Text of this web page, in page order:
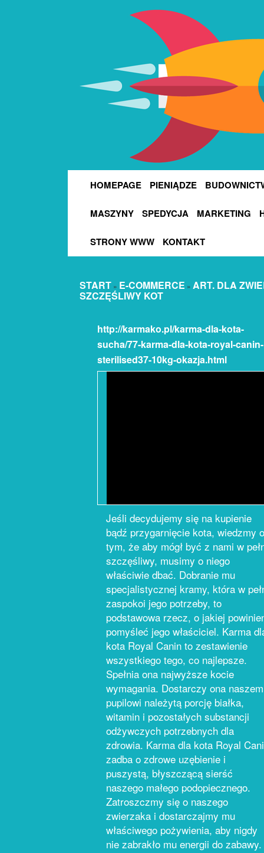
HOMEPAGE PIENIĄDZE
MASZYNY SPEDYCJA MARKETING
STRONY WWW KONTAKT
START » E-COMMERCE » ART. DLA
SZCZĘŚLIWY KOT
http://karmako.pl/karma-dla-kota-
sucha/77-karma-dla-kota-royal-canin-
sterilised37-10kg-okazja.html
Jeśli decydujemy się na kupienie
bądź przygarnięcie kota, wiedzmy o
tym, że aby mógł być z nami w
szczęśliwy, musimy o niego
właściwie dbać. Dobranie mu
specjalistycznej kramy, która w
zaspokoi jego potrzeby, to
podstawowa rzecz, o jakiej
pomyśleć jego właściciel. Karma
kota Royal Canin to zestawienie
wszystkiego tego, co najlepsze.
Spełnia ona najwyższe kocie
wymagania. Dostarczy ona
pupilowi należytą porcję białka,
witamin i pozostałych substancji
odżywczych potrzebnych dla
zdrowia. Karma dla kota Royal
zadba o zdrowe uzębienie i
puszystą, błyszczącą sierść
naszego małego podopiecznego.
Zatroszczmy się o naszego
zwierzaka i dostarczajmy mu
właściwego pożywienia, aby nigdy
nie zabrakło mu energii do zabawy.